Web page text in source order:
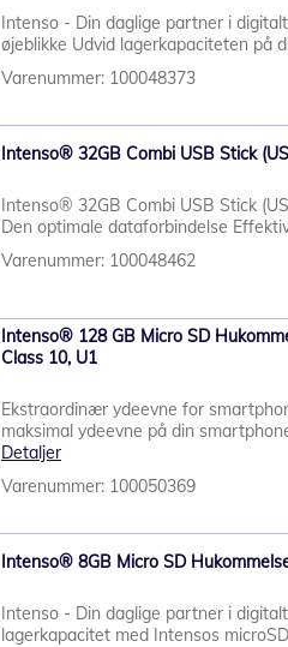
Intenso - Din daglige partner i
øjeblikke Udvid lagerkapaciteten på
Varenummer: 100048373
Intenso® 32GB Combi USB Stick
Intenso® 32GB Combi USB Stick
Den optimale dataforbindelse
Varenummer: 100048462
Intenso® 128 GB Micro SD
Class 10, U1
Ekstraordinær ydeevne for
maksimal ydeevne på din
Detaljer
Varenummer: 100050369
Intenso® 8GB Micro SD
Intenso - Din daglige partner i
lagerkapacitet med Intensos